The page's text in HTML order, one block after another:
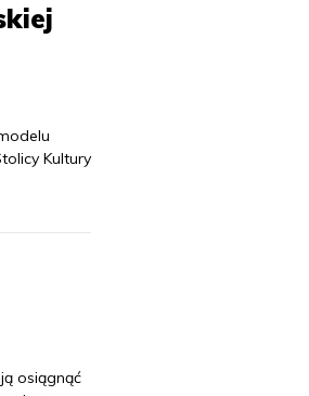
Kultury
osiągnąć